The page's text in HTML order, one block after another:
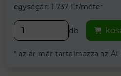
egységár: 1 737 Ft/méter
db
* az ár már tartalmazza az